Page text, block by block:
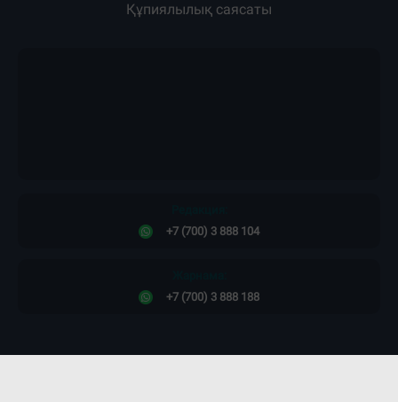
Құпиялылық саясаты
+7 (700) 3 888 104
+7 (700) 3 888 188